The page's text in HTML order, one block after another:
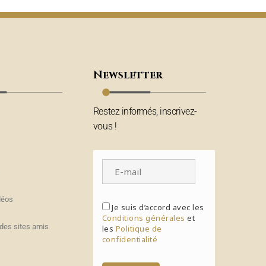
sites amis
Newsletter
Restez informés, inscrivez-
vous !
Je suis d’accord avec les
Conditions générales et
les Politique de
confidentialité